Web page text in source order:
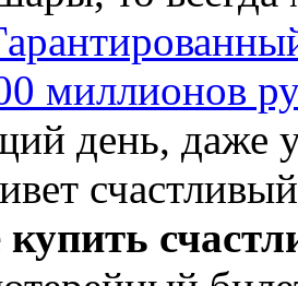
миллионов
день, даже
купить